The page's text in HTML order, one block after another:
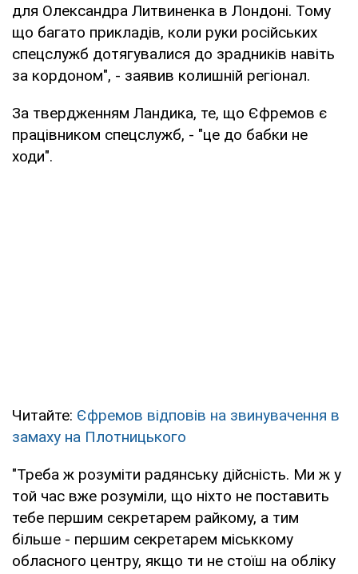
для Олександра Литвиненка в Лондоні. Тому
що багато прикладів, коли руки російських
спецслужб дотягувалися до зрадників навіть
за кордоном", - заявив колишній регіонал.
За твердженням Ландика, те, що Єфремов є
працівником спецслужб, - "це до бабки не
ходи".
Читайте: Єфремов відповів на звинувачення в
замаху на Плотницького
"Треба ж розуміти радянську дійсність. Ми ж у
той час вже розуміли, що ніхто не поставить
тебе першим секретарем райкому, а тим
більше - першим секретарем міськкому
обласного центру, якщо ти не стоїш на обліку